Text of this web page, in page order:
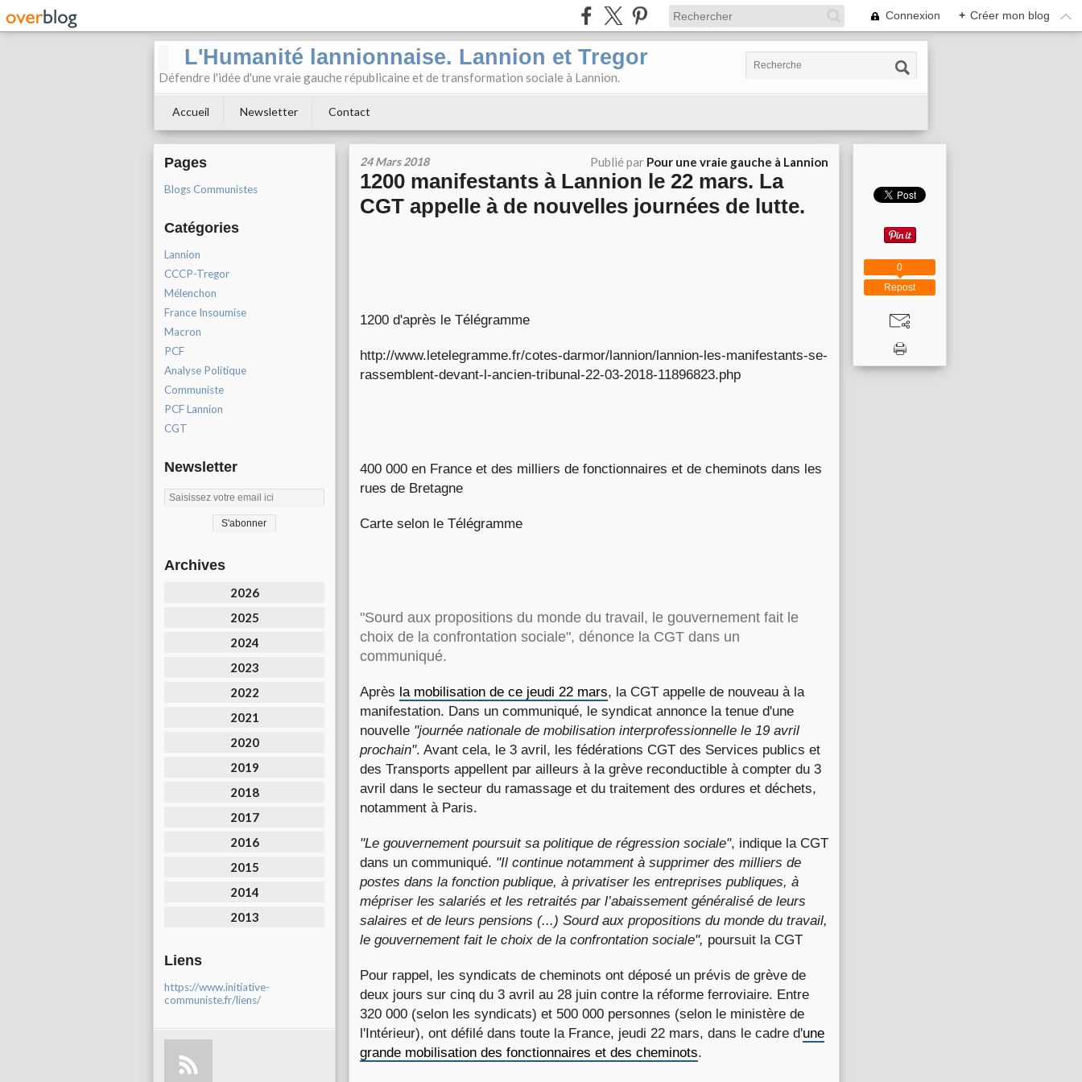
Connexion + Créer mon blog
L'Humanité lannionnaise. Lannion et Tregor
Défendre l'idée d'une vraie gauche républicaine et de transformation sociale à Lannion.
Accueil Newsletter Contact
Pages
Blogs Communistes
Catégories
Lannion
CCCP-Tregor
Mélenchon
France Insoumise
Macron
PCF
Analyse Politique
Communiste
PCF Lannion
CGT
Newsletter
Archives
2026
2025
2024
2023
2022
2021
2020
2019
2018
2017
2016
2015
2014
2013
Liens
https://www.initiative-
communiste.fr/liens/
24 Mars 2018 Publié par Pour une vraie gauche à Lannion
1200 manifestants à Lannion le 22 mars. La
CGT appelle à de nouvelles journées de lutte.
1200 d'après le Télégramme
http://www.letelegramme.fr/cotes-darmor/lannion/lannion-les-manifestants-se-
rassemblent-devant-l-ancien-tribunal-22-03-2018-11896823.php
400 000 en France et des milliers de fonctionnaires et de cheminots dans les
rues de Bretagne
Carte selon le Télégramme
"Sourd aux propositions du monde du travail, le gouvernement fait le
choix de la confrontation sociale", dénonce la CGT dans un
communiqué.
Après la mobilisation de ce jeudi 22 mars, la CGT appelle de nouveau à la
manifestation. Dans un communiqué, le syndicat annonce la tenue d'une
nouvelle "journée nationale de mobilisation interprofessionnelle le 19 avril
prochain". Avant cela, le 3 avril, les fédérations CGT des Services publics et
des Transports appellent par ailleurs à la grève reconductible à compter du 3
avril dans le secteur du ramassage et du traitement des ordures et déchets,
notamment à Paris.
"Le gouvernement poursuit sa politique de régression sociale", indique la CGT
dans un communiqué. "Il continue notamment à supprimer des milliers de
postes dans la fonction publique, à privatiser les entreprises publiques, à
mépriser les salariés et les retraités par l’abaissement généralisé de leurs
salaires et de leurs pensions (...) Sourd aux propositions du monde du travail,
le gouvernement fait le choix de la confrontation sociale", poursuit la CGT
Pour rappel, les syndicats de cheminots ont déposé un prévis de grève de
deux jours sur cinq du 3 avril au 28 juin contre la réforme ferroviaire. Entre
320 000 (selon les syndicats) et 500 000 personnes (selon le ministère de
l'Intérieur), ont défilé dans toute la France, jeudi 22 mars, dans le cadre d'une
grande mobilisation des fonctionnaires et des cheminots.
Repost
0